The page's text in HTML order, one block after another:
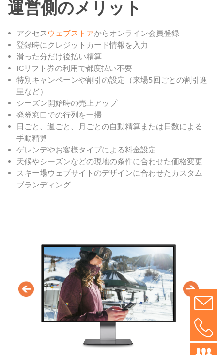
運営側のメリット
アクセス ウェブストアからオンライン会員登録
登録時にクレジットカード情報を入力
滑った分だけ後払い精算
ICリフト券の利用で都度払い不要
特別キャンペーンや割引の設定（来場5回ごとの割引進
呈など）
シーズン開始時の売上アップ
発券窓口での行列を一掃
日ごと、週ごと、月ごとの自動精算または日数による
手動精算
ゲレンデやお客様タイプによる料金設定
天候やシーズンなどの現地の条件に合わせた価格変更
スキー場ウェブサイトのデザインに合わせたカスタム
ブランディング